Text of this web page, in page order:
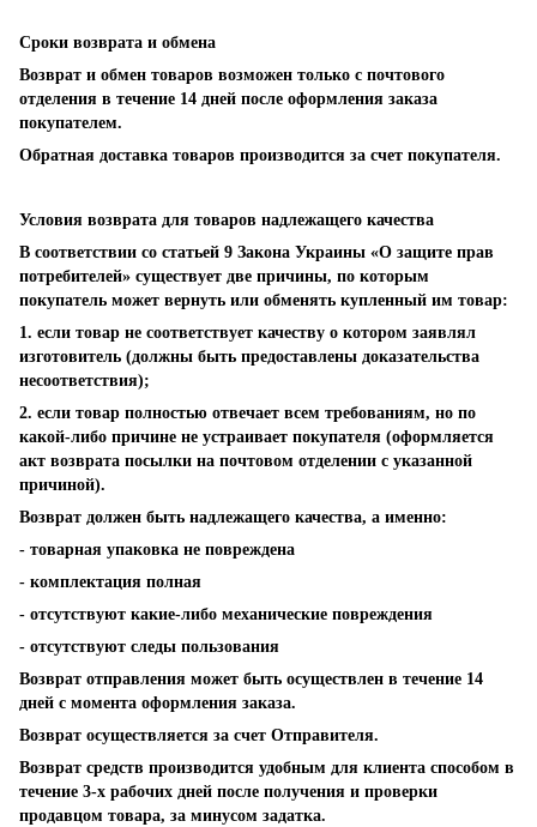
Сроки возврата и обмена
Возврат и обмен товаров возможен только с почтового
отделения в течение 14 дней после оформления заказа
покупателем.
Обратная доставка товаров производится за счет покупателя.
Условия возврата для товаров надлежащего качества
В соответствии со статьей 9 Закона Украины «О защите прав
потребителей» существует две причины, по которым
покупатель может вернуть или обменять купленный им товар:
1. если товар не соответствует качеству о котором заявлял
изготовитель (должны быть предоставлены доказательства
несоответствия);
2. если товар полностью отвечает всем требованиям, но по
какой-либо причине не устраивает покупателя (оформляется
акт возврата посылки на почтовом отделении с указанной
причиной).
Возврат должен быть надлежащего качества, а именно:
- товарная упаковка не повреждена
- комплектация полная
- отсутствуют какие-либо механические повреждения
- отсутствуют следы пользования
Возврат отправления может быть осуществлен в течение 14
дней с момента оформления заказа.
Возврат осуществляется за счет Отправителя.
Возврат средств производится удобным для клиента способом в
течение 3-х рабочих дней после получения и проверки
продавцом товара, за минусом задатка.